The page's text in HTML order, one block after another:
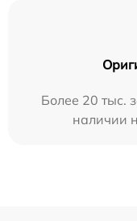
Более 20 тыс.
наличии